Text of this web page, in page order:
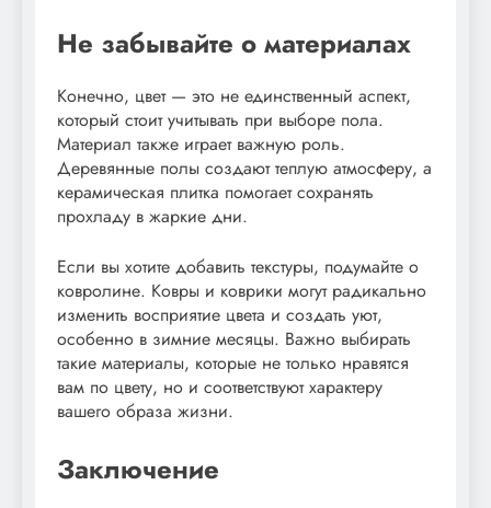
Не забывайте о материалах
Конечно, цвет — это не единственный аспект,
который стоит учитывать при выборе пола.
Материал также играет важную роль.
Деревянные полы создают теплую атмосферу, а
керамическая плитка помогает сохранять
прохладу в жаркие дни.
Если вы хотите добавить текстуры, подумайте о
ковролине. Ковры и коврики могут радикально
изменить восприятие цвета и создать уют,
особенно в зимние месяцы. Важно выбирать
такие материалы, которые не только нравятся
вам по цвету, но и соответствуют характеру
вашего образа жизни.
Заключение